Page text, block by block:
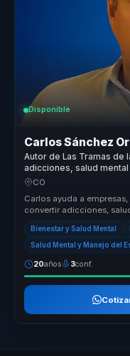
Disponible
Carlos Sánchez
Autor de Las Tramas de
adicciones, salud
aplicable.
CO
Carlos ayuda a
convertir adicciones,
en conci...
Bienestar y Salud Mental
Salud Mental y Manejo del
20años 3conf.